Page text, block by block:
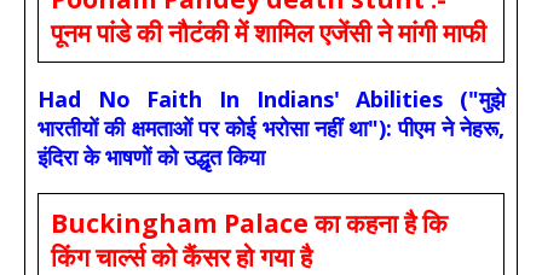
पूनम पांडे की नौटंकी में शामिल एजेंसी ने मांगी माफी
Had No Faith In Indians' Abilities ("मुझे
भारतीयों की क्षमताओं पर कोई भरोसा नहीं था"): पीएम ने नेहरू,
इंदिरा के भाषणों को उद्धृत किया
Buckingham Palace का कहना है कि
किंग चार्ल्स को कैंसर हो गया है